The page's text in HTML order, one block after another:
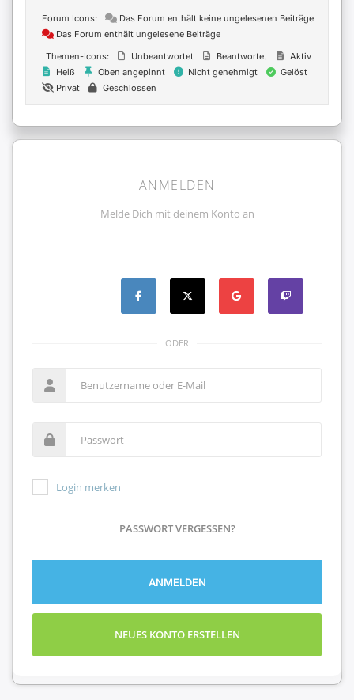
ANMELDEN
Melde Dich mit deinem Konto an
ODER
Login merken
PASSWORT VERGESSEN?
ANMELDEN
NEUES KONTO ERSTELLEN
Forum Icons:
Das Forum enthält keine ungelesenen Beiträge
Das Forum enthält ungelesene Beiträge
Themen-Icons:
Unbeantwortet Beantwortet
Aktiv
Heiß
Oben angepinnt Nicht genehmigt
Gelöst
Privat
Geschlossen